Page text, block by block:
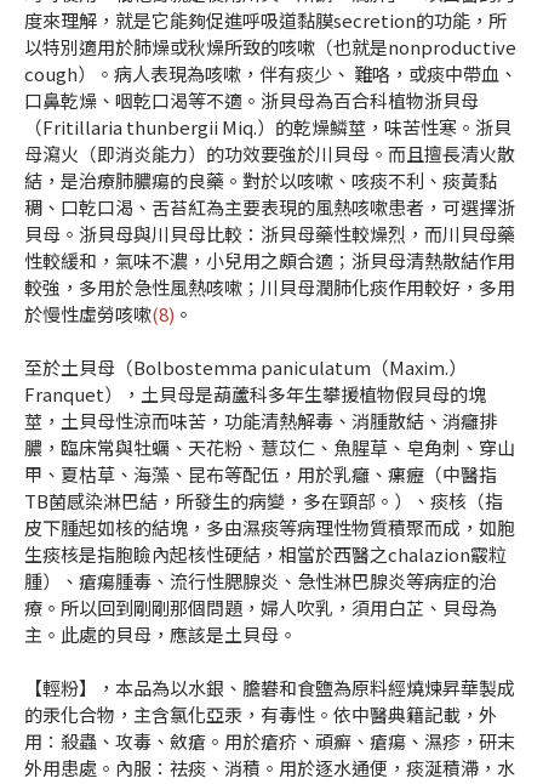
度來理解，就是它能夠促進呼吸道黏膜secretion的功能，所
以特別適用於肺燥或秋燥所致的咳嗽（也就是nonproductive
cough）。病人表現為咳嗽，伴有痰少、 難咯，或痰中帶血、
口鼻乾燥、咽乾口渴等不適。浙貝母為百合科植物浙貝母
（Fritillaria thunbergii Miq.）的乾燥鱗莖，味苦性寒。浙貝
母瀉火（即消炎能力）的功效要強於川貝母。而且擅長清火散
結，是治療肺膿瘍的良藥。對於以咳嗽、咳痰不利、痰黃黏
稠、口乾口渴、舌苔紅為主要表現的風熱咳嗽患者，可選擇浙
貝母。浙貝母與川貝母比較：浙貝母藥性較燥烈，而川貝母藥
性較緩和，氣味不濃，小兒用之頗合適；浙貝母清熱散結作用
較強，多用於急性風熱咳嗽；川貝母潤肺化痰作用較好，多用
於慢性虛勞咳嗽(8) 。
至於土貝母（Bolbostemma paniculatum（Maxim.）
Franquet），土貝母是葫蘆科多年生攀援植物假貝母的塊
莖，土貝母性涼而味苦，功能清熱解毒、消腫散結、消癰排
膿，臨床常與牡蠣、天花粉、薏苡仁、魚腥草、皂角刺、穿山
甲、夏枯草、海藻、昆布等配伍，用於乳癰、瘰癧（中醫指
TB菌感染淋巴結，所發生的病變，多在頸部。）、痰核（指
皮下腫起如核的結塊，多由濕痰等病理性物質積聚而成，如胞
生痰核是指胞瞼內起核性硬結，相當於西醫之chalazion霰粒
腫）、瘡瘍腫毒、流行性腮腺炎、急性淋巴腺炎等病症的治
療。所以回到剛剛那個問題，婦人吹乳，須用白芷、貝母為
主。此處的貝母，應該是土貝母。
【輕粉】，本品為以水銀、膽礬和食鹽為原料經燒煉昇華製成
的汞化合物，主含氯化亞汞，有毒性。依中醫典籍記載，外
用：殺蟲、攻毒、斂瘡。用於瘡疥、頑癬、瘡瘍、濕疹，研末
外用患處。內服：祛痰、消積。用於逐水通便，痰涎積滯，水